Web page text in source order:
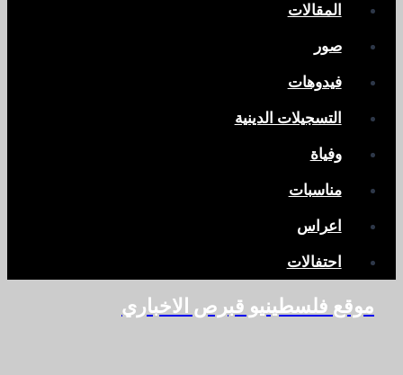
المقالات
صور
فيدوهات
التسجيلات الدينية
وفياة
مناسبات
اعراس
احتفالات
موقع فلسطينيو قبرص الاخباري